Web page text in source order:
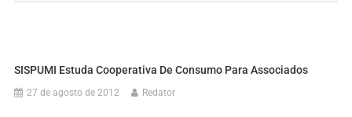
SISPUMI Estuda Cooperativa De Consumo Para Associados
27 de agosto de 2012 Redator